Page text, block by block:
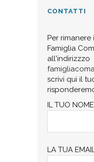
CONTATTI
Per
Famiglia
all'indirizzzo
scrivi qui il
IL TUO
LA TUA